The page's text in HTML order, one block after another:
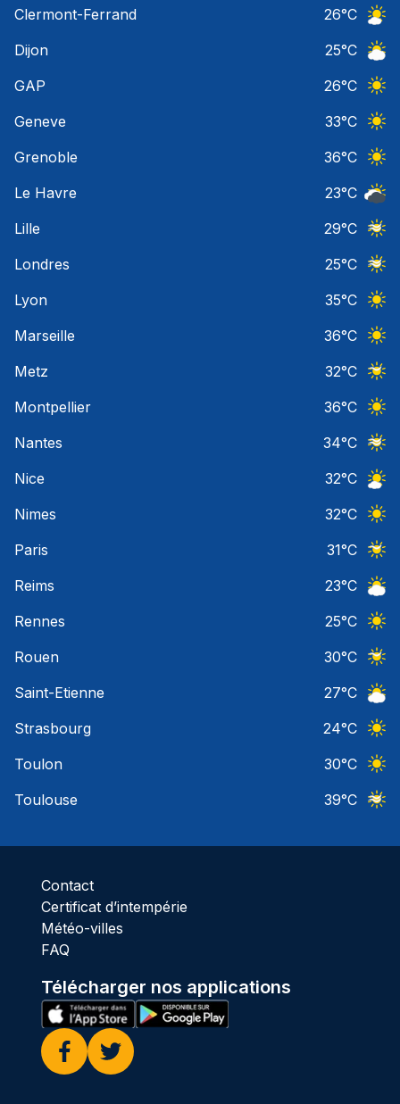
Clermont-Ferrand
26°C
Dijon
25°C
GAP
26°C
Geneve
33°C
Grenoble
36°C
Le Havre
23°C
Lille
29°C
Londres
25°C
Lyon
35°C
Marseille
36°C
Metz
32°C
Montpellier
36°C
Nantes
34°C
Nice
32°C
Nimes
32°C
Paris
31°C
Reims
23°C
Rennes
25°C
Rouen
30°C
Saint-Etienne
27°C
Strasbourg
24°C
Toulon
30°C
Toulouse
39°C
Contact
Certificat d’intempérie
Météo-villes
FAQ
Télécharger nos applications
Facebook
Twitter